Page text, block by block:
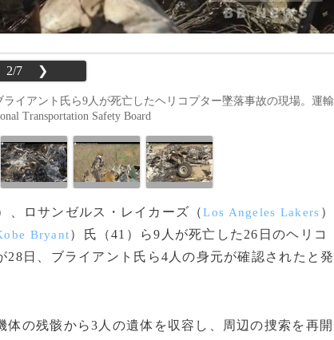
2/7 ❯
イアント氏ら9人が死亡したヘリコプター墜落事故の現場。運輸
Transportation Safety Board
、ロサンゼルス・レイカーズ（Los Angeles Lakers ）
Bryant）氏（41）ら9人が死亡した26日のヘリコ
日、ブライアント氏ら4人の身元が確認されたと発
の残骸から3人の遺体を収容し、周辺の捜索を再開